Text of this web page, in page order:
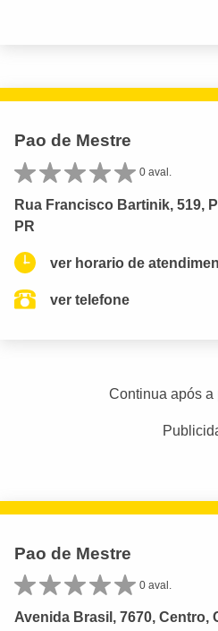
Pao de Mestre
0 aval.
Rua Francisco Bartinik, 519,
PR
ver horario de
ver telefone
Continua após
Pao de Mestre
0 aval.
Avenida Brasil, 7670, Centro,